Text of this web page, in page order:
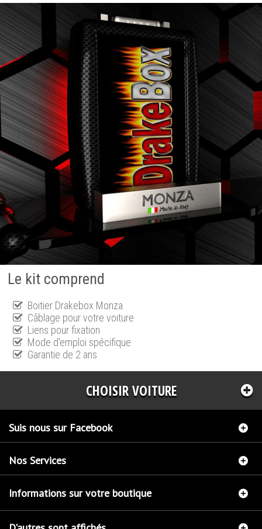
Le kit comprend
Boitier Drakebox Monza
Câblage pour votre voiture
Liens pour fixation
Mode d'emploi spécifique
Garantie de 2 ans
CHOISIR VOITURE
Suis nous sur Facebook
Nos Services
Informations sur votre boutique